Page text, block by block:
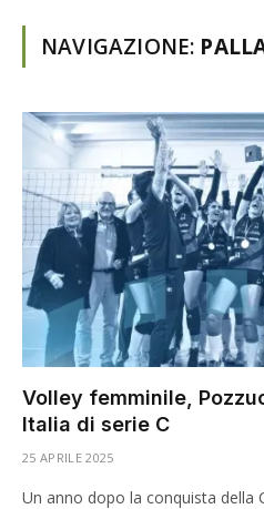
NAVIGAZIONE:
Volley femminile,
Italia di serie C
25 APRILE 2025
Un anno dopo la conquista della